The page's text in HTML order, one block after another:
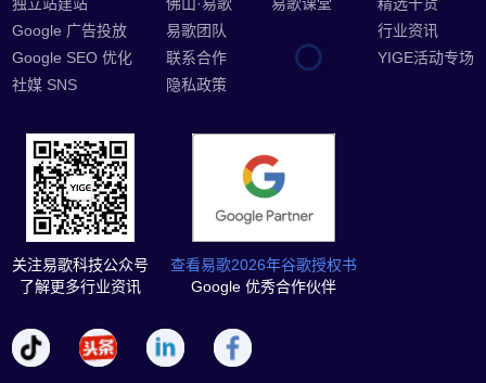
Google 广告投放
Google SEO 优化
社媒 SNS
易歌团队
联系合作
隐私政策
行业资讯
YIGE活动专场
关注易歌科技公众号
了解更多行业资讯
查看易歌2026年谷歌授权书
Google 优秀合作伙伴